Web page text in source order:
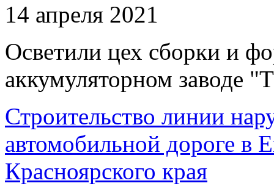
14 апреля 2021
Осветили цех сборки и
аккумуляторном заводе
Строительство линии
автомобильной дороге в
Красноярского края